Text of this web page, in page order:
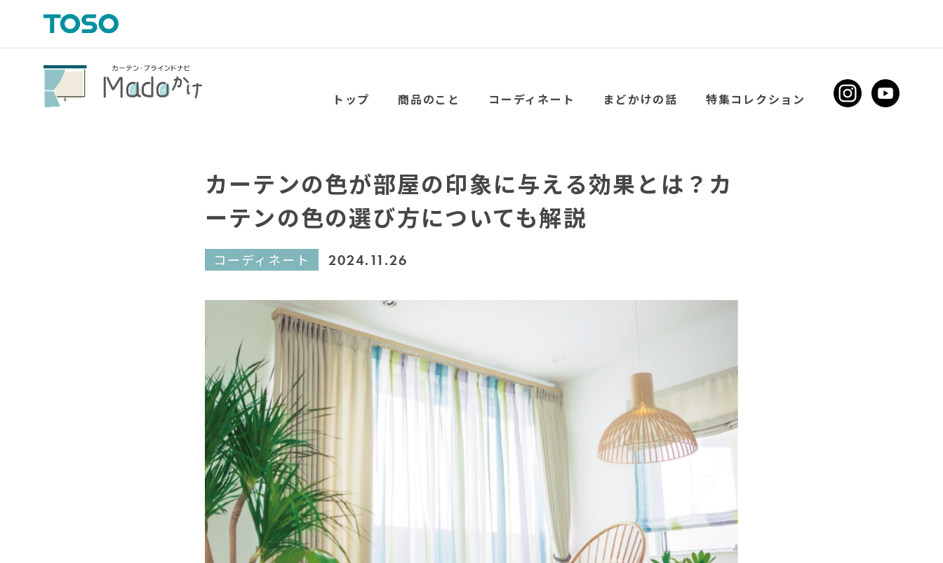
トップ 商品のこと コーディネート まどかけの話 特集コレクション
カーテンの色が部屋の印象に与える効果とは？カ
ーテンの色の選び方についても解説
コーディネート 2024.11.26